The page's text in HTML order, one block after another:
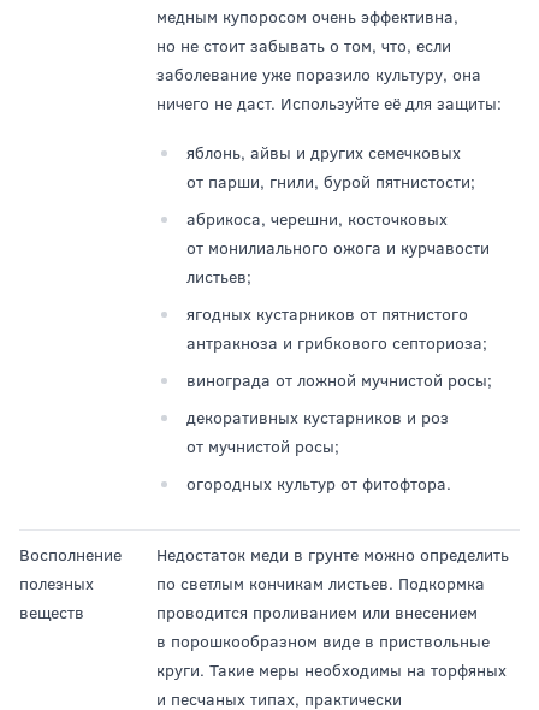
медным купоросом очень эффективна,
но не стоит забывать о том, что, если
заболевание уже поразило культуру, она
ничего не даст. Используйте её для защиты:
яблонь, айвы и других семечковых
от парши, гнили, бурой пятнистости;
абрикоса, черешни, косточковых
от монилиального ожога и курчавости
листьев;
ягодных кустарников от пятнистого
антракноза и грибкового септориоза;
винограда от ложной мучнистой росы;
декоративных кустарников и роз
от мучнистой росы;
огородных культур от фитофтора.
Восполнение
полезных
веществ
Недостаток меди в грунте можно определить
по светлым кончикам листьев. Подкормка
проводится проливанием или внесением
в порошкообразном виде в приствольные
круги. Такие меры необходимы на торфяных
и песчаных типах, практически